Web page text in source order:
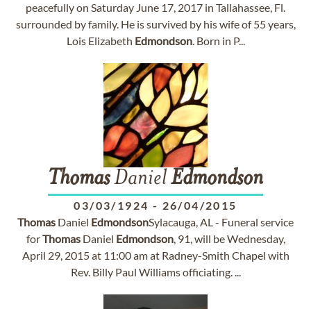
peacefully on Saturday June 17, 2017 in Tallahassee, Fl.
surrounded by family. He is survived by his wife of 55 years,
Lois Elizabeth Edmondson. Born in P...
ThomasDanielEdmondson
03/03/1924 - 26/04/2015
Thomas Daniel EdmondsonSylacauga, AL - Funeral service
forThomasDaniel Edmondson, 91, will be Wednesday,
April 29, 2015 at 11:00 am at Radney-Smith Chapel with
Rev. Billy Paul Williams officiating. ...